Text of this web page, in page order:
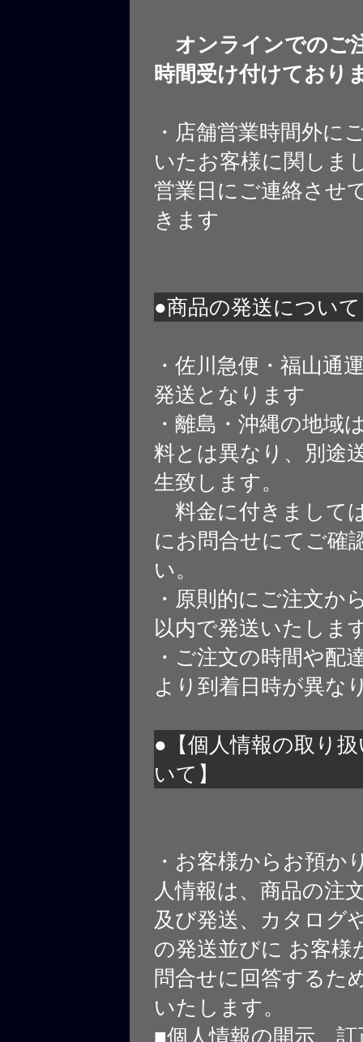
オンラインでのご
時間受け付けており
・店舗営業時間外に
いたお客様に関しま
営業日にご連絡させ
きます
●商品の発送について
・佐川急便・福山通
発送となります
・離島・沖縄の地域
料とは異なり、別途
生致します。
料金に付きまして
にお問合せにてご確
い。
・原則的にご注文か
以内で発送いたしま
・ご注文の時間や配
より到着日時が異な
●【個人情報の取り
いて】
・お客様からお預か
人情報は、商品の注
及び発送、カタログ
の発送並びに お客様
問合せに回答するた
いたします。
■個人情報の開示、